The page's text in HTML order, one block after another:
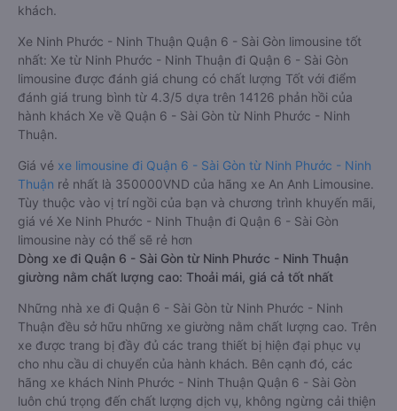
khách.
Xe Ninh Phước - Ninh Thuận Quận 6 - Sài Gòn limousine tốt
nhất: Xe từ Ninh Phước - Ninh Thuận đi Quận 6 - Sài Gòn
limousine được đánh giá chung có chất lượng Tốt với điểm
đánh giá trung bình từ 4.3/5 dựa trên 14126 phản hồi của
hành khách Xe về Quận 6 - Sài Gòn từ Ninh Phước - Ninh
Thuận.
Giá vé xe limousine đi Quận 6 - Sài Gòn từ Ninh Phước - Ninh
Thuận rẻ nhất là 350000VND của hãng xe An Anh Limousine.
Tùy thuộc vào vị trí ngồi của bạn và chương trình khuyến mãi,
giá vé Xe Ninh Phước - Ninh Thuận đi Quận 6 - Sài Gòn
limousine này có thể sẽ rẻ hơn
Dòng xe đi Quận 6 - Sài Gòn từ Ninh Phước - Ninh Thuận
giường nằm chất lượng cao: Thoải mái, giá cả tốt nhất
Những nhà xe đi Quận 6 - Sài Gòn từ Ninh Phước - Ninh
Thuận đều sở hữu những xe giường nằm chất lượng cao. Trên
xe được trang bị đầy đủ các trang thiết bị hiện đại phục vụ
cho nhu cầu di chuyển của hành khách. Bên cạnh đó, các
hãng xe khách Ninh Phước - Ninh Thuận Quận 6 - Sài Gòn
luôn chú trọng đến chất lượng dịch vụ, không ngừng cải thiện